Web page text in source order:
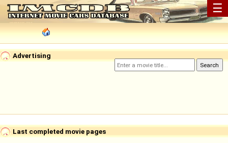
☰
Advertising
Last completed movie pages